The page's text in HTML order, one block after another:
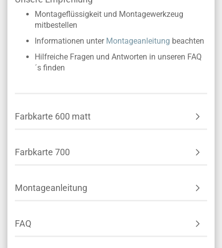
Montageflüssigkeit und Montagewerkzeug
mitbestellen
Informationen unter Montageanleitung beachten
Hilfreiche Fragen und Antworten in unseren FAQ
´s finden
Farbkarte 600 matt
Farbkarte 700
Montageanleitung
FAQ